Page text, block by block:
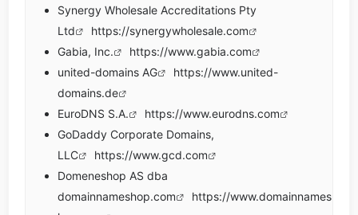
Synergy Wholesale Accreditations Pty
Ltd
https://synergywholesale.com
Gabia, Inc.
https://www.gabia.com
united-domains AG
https://www.united-
domains.de
EuroDNS S.A.
https://www.eurodns.com
GoDaddy Corporate Domains,
LLC
https://www.gcd.com
Domeneshop AS dba
domainnameshop.com
https://www.domainnames